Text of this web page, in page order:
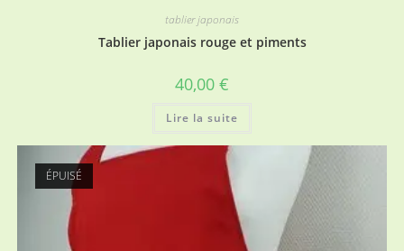
tablier japonais
Tablier japonais rouge et piments
40,00 €
Lire la suite
ÉPUISÉ